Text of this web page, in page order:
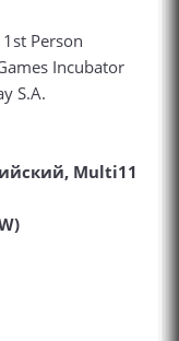
Person
Incubator
S.A.
Multi11